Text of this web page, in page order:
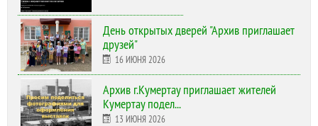
День открытых дверей "Архив приглашает
друзей"
16 ИЮНЯ 2026
Архив г.Кумертау приглашает жителей
Кумертау подел...
13 ИЮНЯ 2026